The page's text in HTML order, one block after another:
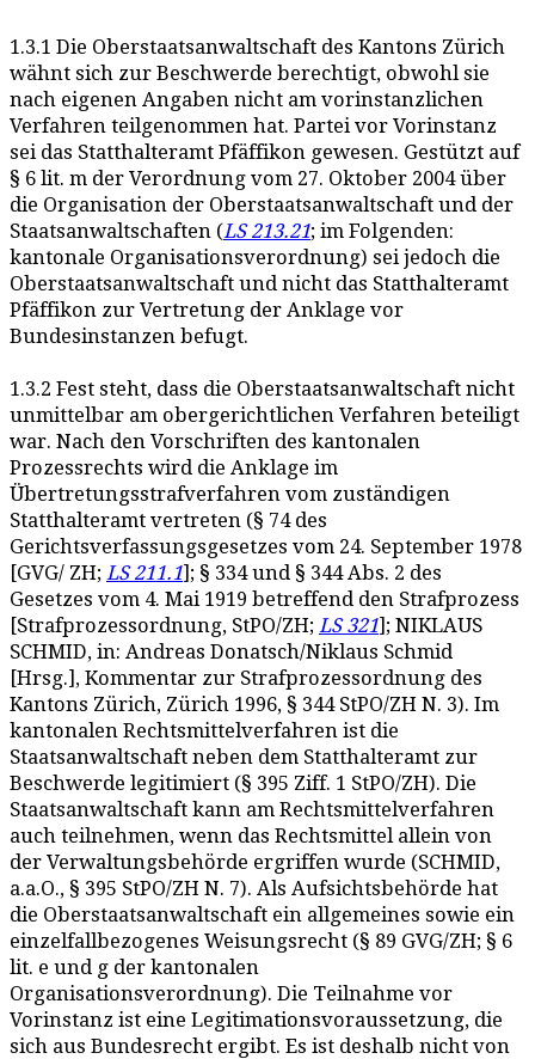
1.3.1 Die Oberstaatsanwaltschaft des Kantons Zürich
wähnt sich zur Beschwerde berechtigt, obwohl sie
nach eigenen Angaben nicht am vorinstanzlichen
Verfahren teilgenommen hat. Partei vor Vorinstanz
sei das Statthalteramt Pfäffikon gewesen. Gestützt auf
§ 6 lit. m der Verordnung vom 27. Oktober 2004 über
die Organisation der Oberstaatsanwaltschaft und der
Staatsanwaltschaften (LS 213.21; im Folgenden:
kantonale Organisationsverordnung) sei jedoch die
Oberstaatsanwaltschaft und nicht das Statthalteramt
Pfäffikon zur Vertretung der Anklage vor
Bundesinstanzen befugt.
1.3.2 Fest steht, dass die Oberstaatsanwaltschaft nicht
unmittelbar am obergerichtlichen Verfahren beteiligt
war. Nach den Vorschriften des kantonalen
Prozessrechts wird die Anklage im
Übertretungsstrafverfahren vom zuständigen
Statthalteramt vertreten (§ 74 des
Gerichtsverfassungsgesetzes vom 24. September 1978
[GVG/ ZH; LS 211.1]; § 334 und § 344 Abs. 2 des
Gesetzes vom 4. Mai 1919 betreffend den Strafprozess
[Strafprozessordnung, StPO/ZH; LS 321]; NIKLAUS
SCHMID, in: Andreas Donatsch/Niklaus Schmid
[Hrsg.], Kommentar zur Strafprozessordnung des
Kantons Zürich, Zürich 1996, § 344 StPO/ZH N. 3). Im
kantonalen Rechtsmittelverfahren ist die
Staatsanwaltschaft neben dem Statthalteramt zur
Beschwerde legitimiert (§ 395 Ziff. 1 StPO/ZH). Die
Staatsanwaltschaft kann am Rechtsmittelverfahren
auch teilnehmen, wenn das Rechtsmittel allein von
der Verwaltungsbehörde ergriffen wurde (SCHMID,
a.a.O., § 395 StPO/ZH N. 7). Als Aufsichtsbehörde hat
die Oberstaatsanwaltschaft ein allgemeines sowie ein
einzelfallbezogenes Weisungsrecht (§ 89 GVG/ZH; § 6
lit. e und g der kantonalen
Organisationsverordnung). Die Teilnahme vor
Vorinstanz ist eine Legitimationsvoraussetzung, die
sich aus Bundesrecht ergibt. Es ist deshalb nicht von